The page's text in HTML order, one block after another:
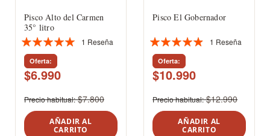
Pisco Alto del Carmen
35° litro
Valoración:
100%
1 Reseña
Oferta
$6.990
Precio habitual $7.800
AÑADIR AL
CARRITO
Pisco El Gobernador
Valoración:
93%
1 Reseña
Oferta
$10.990
Precio habitual $12.990
AÑADIR AL
CARRITO